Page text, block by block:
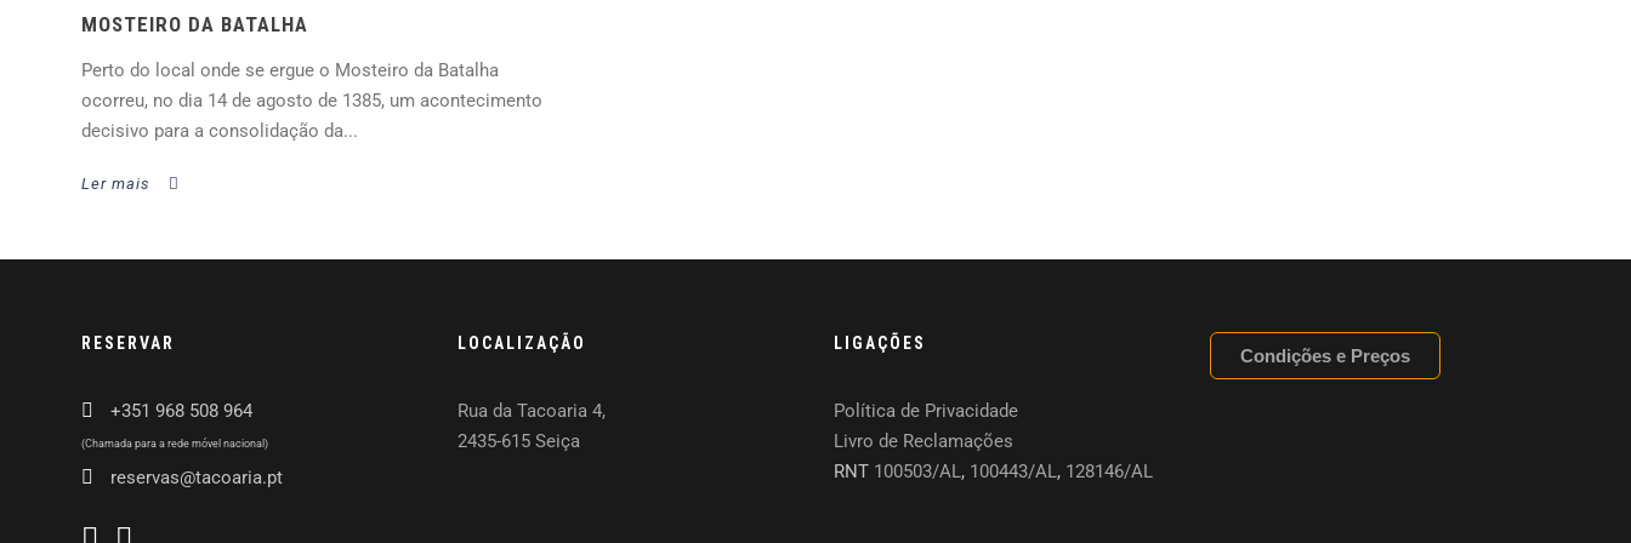
MOSTEIRO DA BATALHA
Perto do local onde se ergue o Mosteiro da Batalha
ocorreu, no dia 14 de agosto de 1385, um acontecimento
decisivo para a consolidação da...
Ler mais
RESERVAR
+351 968 508 964
(Chamada para a rede móvel nacional)
reservas@tacoaria.pt
LOCALIZAÇÃO
Rua da Tacoaria 4,
2435-615 Seiça
LIGAÇÕES
Política de Privacidade
Livro de Reclamações
RNT 100503/AL, 100443/AL, 128146/AL
Condições e Preços